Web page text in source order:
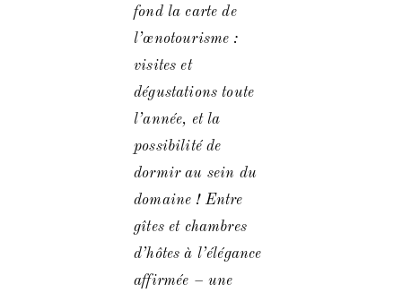
fond la carte de
l’œnotourisme :
visites et
dégustations toute
l’année, et la
possibilité de
dormir au sein du
domaine ! Entre
gîtes et chambres
d’hôtes à l’élégance
affirmée – une